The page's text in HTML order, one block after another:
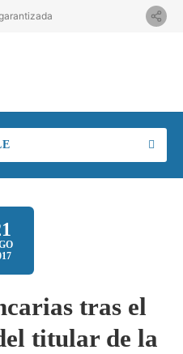
tras el
titular de la